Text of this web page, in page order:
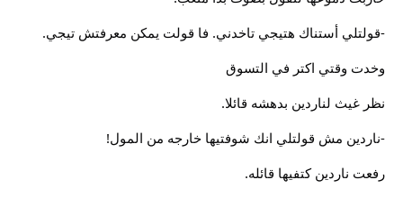
-قولتلي أستناك هتيجي تاخدني. فا قولت يمكن معرفتش تيجي.
وخدت وقتي اكتر في التسوق
نظر غيث لناردين بدهشه قائلا.
-ناردين مش قولتلي انك شوفتيها خارجه من المول!
رفعت ناردين كتفيها قائله.